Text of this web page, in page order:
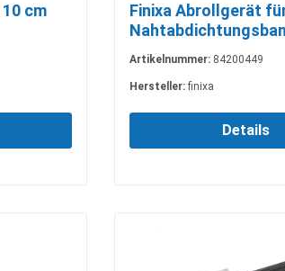
cm
Finixa Abrollgerät
Artikelnummer: 84200449
Hersteller: finixa
Details